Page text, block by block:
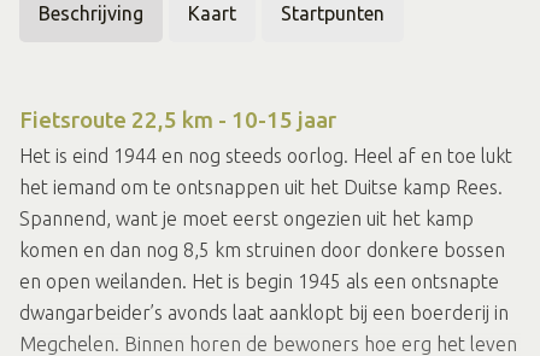
Beschrijving Kaart Startpunten
Fietsroute 22,5 km - 10-15 jaar
Het is eind 1944 en nog steeds oorlog. Heel af en toe lukt
het iemand om te ontsnappen uit het Duitse kamp Rees.
Spannend, want je moet eerst ongezien uit het kamp
komen en dan nog 8,5 km struinen door donkere bossen
en open weilanden. Het is begin 1945 als een ontsnapte
dwangarbeider’s avonds laat aanklopt bij een boerderij in
Megchelen. Binnen horen de bewoners hoe erg het leven